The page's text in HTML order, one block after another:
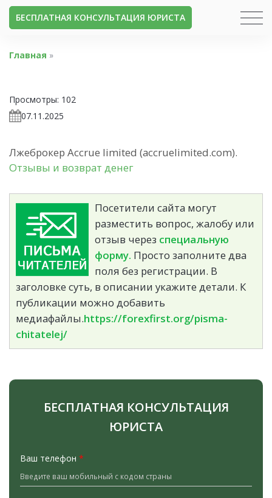
БЕСПЛАТНАЯ КОНСУЛЬТАЦИЯ ЮРИСТА
Главная »
Просмотры: 102
07.11.2025
Лжеброкер Accrue limited (accruelimited.com).
Отзывы и возврат денег
Посетители сайта могут
разместить вопрос, жалобу или
отзыв через специальную
форму. Просто заполните два
поля без регистрации. В
заголовке суть, в описании укажите детали. К
публикации можно добавить
медиафайлы.https://forexfirst.org/pisma-
chitatelej/
БЕСПЛАТНАЯ КОНСУЛЬТАЦИЯ
ЮРИСТА
Ваш телефон *